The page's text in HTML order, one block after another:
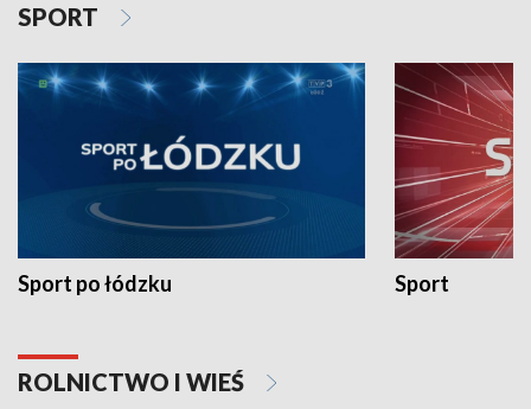
SPORT
Sport po łódzku Sport
ROLNICTWO I WIEŚ